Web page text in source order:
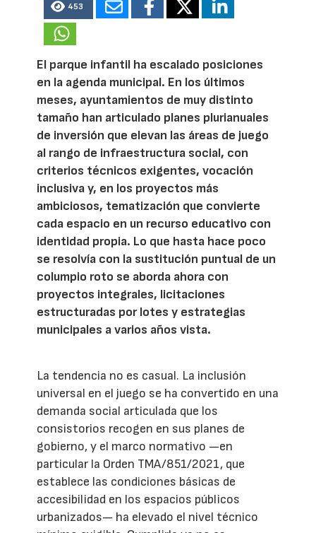
453
El parque infantil ha escalado posiciones
en la agenda municipal. En los últimos
meses, ayuntamientos de muy distinto
tamaño han articulado planes plurianuales
de inversión que elevan las áreas de juego
al rango de infraestructura social, con
criterios técnicos exigentes, vocación
inclusiva y, en los proyectos más
ambiciosos, tematización que convierte
cada espacio en un recurso educativo con
identidad propia. Lo que hasta hace poco
se resolvía con la sustitución puntual de un
columpio roto se aborda ahora con
proyectos integrales, licitaciones
estructuradas por lotes y estrategias
municipales a varios años vista.
La tendencia no es casual. La inclusión
universal en el juego se ha convertido en una
demanda social articulada que los
consistorios recogen en sus planes de
gobierno, y el marco normativo —en
particular la Orden TMA/851/2021, que
establece las condiciones básicas de
accesibilidad en los espacios públicos
urbanizados— ha elevado el nivel técnico